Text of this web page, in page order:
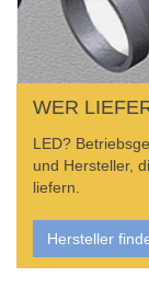
WER
LED?
und Hersteller,
liefern.
Hersteller